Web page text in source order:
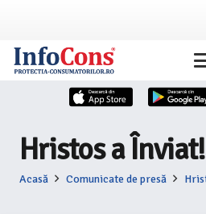
Hristos a Înviat!
Acasă Comunicate de presă